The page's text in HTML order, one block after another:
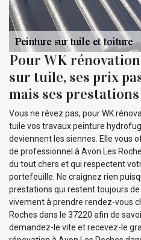
Pour WK
sur tuile, ses prix
mais ses
Vous ne rêvez pas, pour WK
tuile vos travaux peinture
deviennent les siennes. Elle vous
de professionnel à Avon Les
du tout chers et qui respectent
portefeuille. Ne craignez rien
prestations qui restent toujours
vivement à prendre rendez-vous
Roches dans le 37220 afin de
demandez-le vite et recevez-le